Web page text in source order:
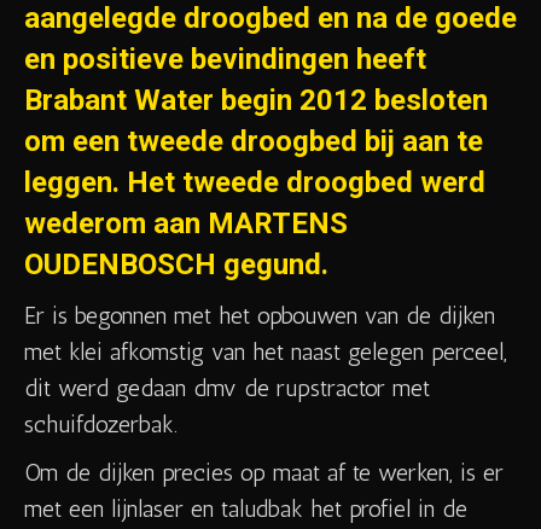
aangelegde droogbed en na de goede
en positieve bevindingen heeft
Brabant Water begin 2012 besloten
om een tweede droogbed bij aan te
leggen. Het tweede droogbed werd
wederom aan MARTENS
OUDENBOSCH gegund.
Er is begonnen met het opbouwen van de dijken
met klei afkomstig van het naast gelegen perceel,
dit werd gedaan dmv de rupstractor met
schuifdozerbak.
Om de dijken precies op maat af te werken, is er
met een lijnlaser en taludbak het profiel in de